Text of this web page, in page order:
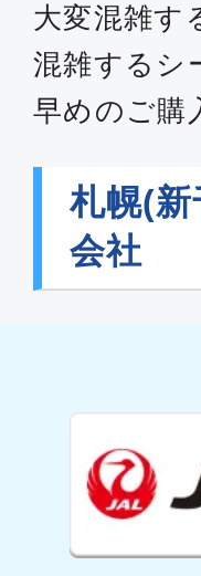
大変混雑す
混雑するシ
早めのご購
札幌(
会社